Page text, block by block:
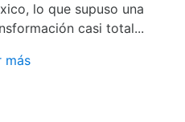
lo que supuso una
casi total...
más